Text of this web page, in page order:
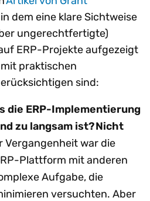
dem eine klare Sichtweise
ungerechtfertigte)
ERP-Projekte aufgezeigt
praktischen
sind:
die ERP-Implementierung
zu langsam ist?Nicht
Vergangenheit war die
Plattform mit anderen
Aufgabe, die
versuchten. Aber